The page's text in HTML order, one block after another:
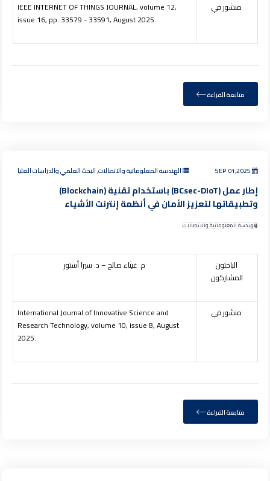
منشور في
IEEE INTERNET OF THINGS JOURNAL, volume 12,
issue 16, pp. 33579 - 33591, August 2025.
متابعة القراءة
الهندسة المعلوماتية والاتصالات, البحث العلمي والدراسات العليا
إطار عمل (BCsec-DIoT) باستخدام تقنية (Blockchain)
وتطبيقاتها لتعزيز الأمان في أنظمة إنترنت الأشياء
الهندسة المعلوماتية والاتصالات
الباحثون
المشاركون
م. غيثاء صالح – د. سيرا أستور
منشور في
International Journal of Innovative Science and
Research Technology, volume 10, issue 8, August
2025.
متابعة القراءة